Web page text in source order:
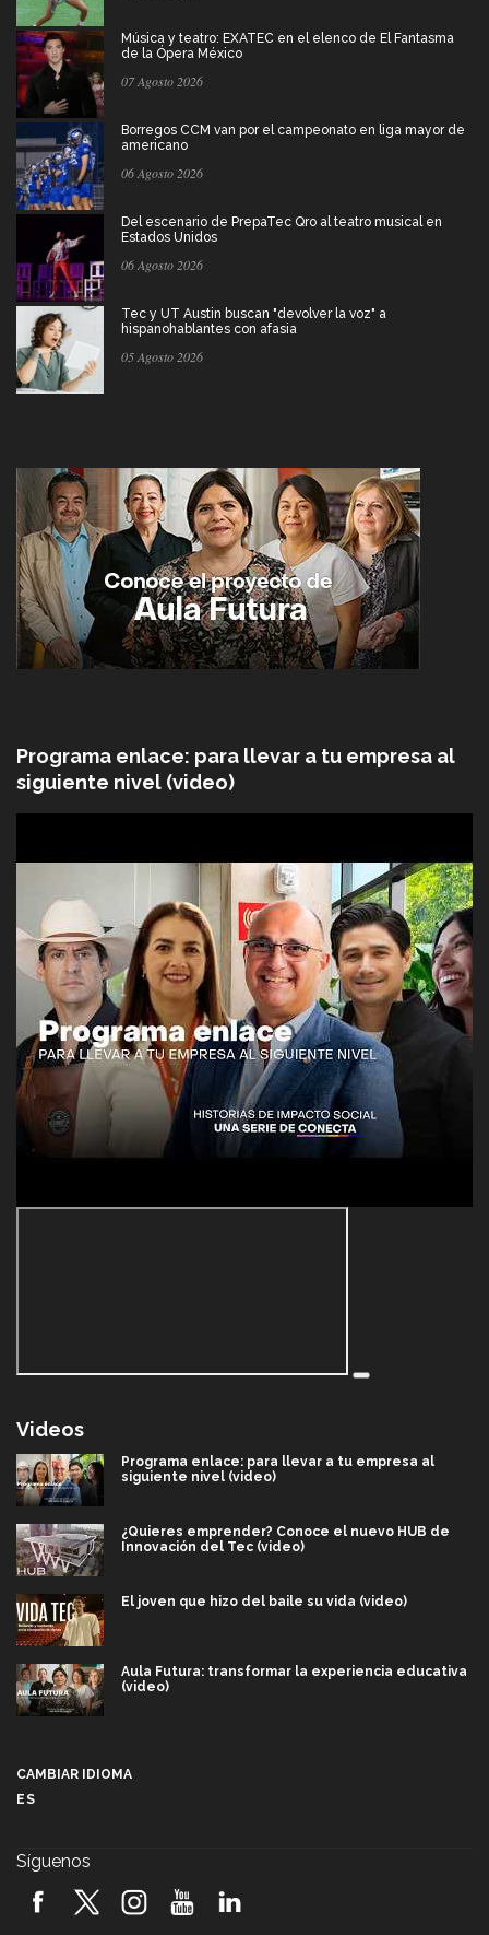
Música y teatro: EXATEC en el elenco de El Fantasma
de la Ópera México
07 Agosto 2026
Borregos CCM van por el campeonato en liga mayor de
americano
06 Agosto 2026
Del escenario de PrepaTec Qro al teatro musical en
Estados Unidos
06 Agosto 2026
Tec y UT Austin buscan "devolver la voz" a
hispanohablantes con afasia
05 Agosto 2026
Programa enlace: para llevar a tu empresa al
siguiente nivel (video)
Videos
Programa enlace: para llevar a tu empresa al
siguiente nivel (video)
¿Quieres emprender? Conoce el nuevo HUB de
Innovación del Tec (video)
El joven que hizo del baile su vida (video)
Aula Futura: transformar la experiencia educativa
(video)
2026! (video)
CAMBIAR IDIOMA
ES
Síguenos